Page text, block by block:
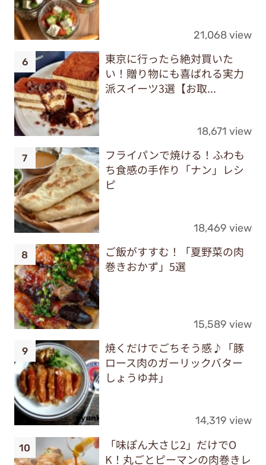
21,068 view
東京に行ったら絶対買いた
い！贈り物にも喜ばれる実力
派スイーツ3選【お取...
18,671 view
フライパンで焼ける！ふわも
ち食感の手作り「ナン」レシ
ピ
18,469 view
ご飯がすすむ！「夏野菜の肉
巻きおかず」5選
15,589 view
焼くだけでごちそう感♪「豚
ロース肉のガーリックバター
しょうゆ丼」
14,319 view
「味ぽん大さじ2」だけでO
K！丸ごとピーマンの肉巻きレ